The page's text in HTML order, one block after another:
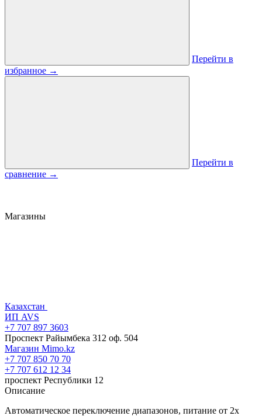
Перейти в
избранное →
Перейти в
сравнение →
Магазины
Казахстан
ИП AVS
+7 707 897 3603
Проспект Райымбека 312 оф. 504
Магазин Mimo.kz
+7 707 850 70 70
+7 707 612 12 34
проспект Республики 12
Описание
Автоматическое переключение диапазонов, питание от 2х